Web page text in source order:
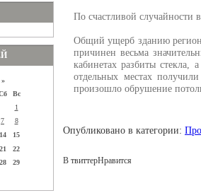
Вс
1
7
8
14
15
21
22
28
29
По счастливой случайности
Общий ущерб зданию
причинен весьма
кабинетах разбиты
отдельных местах
произошло обрушение
Опубликовано в категории:
В твиттерНравится